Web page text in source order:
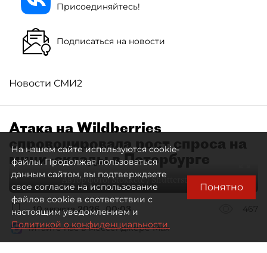
Присоединяйтесь!
Подписаться на новости
Новости СМИ2
Атака на Wildberries
спровоцировала рост спроса на
мини–склады в Петербурге
Автор фото:Stokkete / Shutterstock / FOTODOM
10 августа 2026 00:03
467
Читайте нас в мессенджере Max
На нашем сайте используются cookie-
файлы. Продолжая пользоваться
данным сайтом, вы подтверждаете
свое согласие на использование
файлов cookie в соответствии с
настоящим уведомлением и
Политикой о конфиденциальности.
Понятно